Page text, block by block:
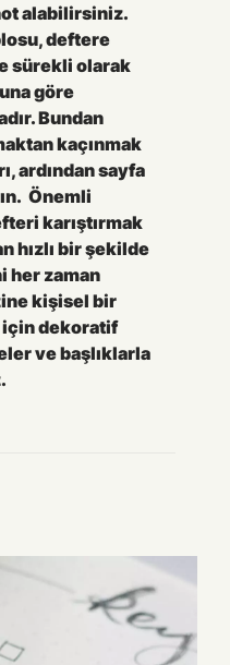
alabilirsiniz.
deftere
sürekli olarak
göre
Bundan
kaçınmak
ardından sayfa
Önemli
karıştırmak
hızlı bir şekilde
her zaman
kişisel bir
için dekoratif
ve başlıklarla